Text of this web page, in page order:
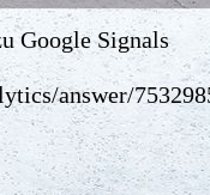
Google Signals
answer/